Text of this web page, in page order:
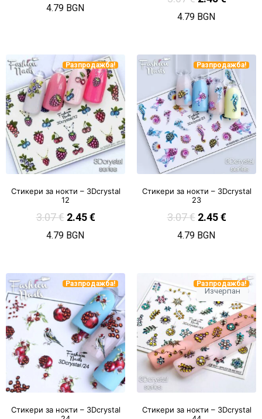
4.79 BGN
4.79 BGN
Разпродажба!
Стикери за нокти – 3Dcrystal
12
3.07€ 2.45€
4.79 BGN
Разпродажба!
Стикери за нокти – 3Dcrystal
23
3.07€ 2.45€
4.79 BGN
Разпродажба!
Стикери за нокти – 3Dcrystal
Изчерпан
Разпродажба!
Стикери за нокти – 3Dcrystal